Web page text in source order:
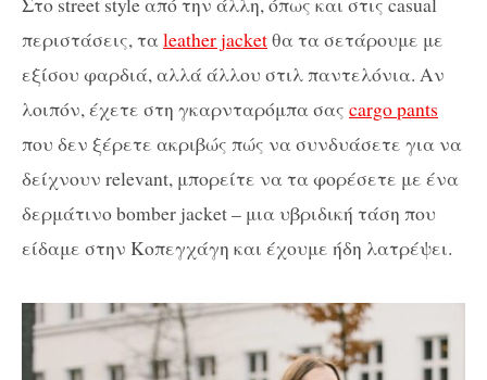
περιστάσεις, ταleather jacketθα τα σετάρουμε με
εξίσου φαρδιά, αλλά άλλου στιλ παντελόνια. Αν
λοιπόν, έχετε στη γκαρνταρόμπα σας cargo pants
που δεν ξέρετε ακριβώς πώς να συνδυάσετε για να
δείχνουν relevant, μπορείτε να τα φορέσετε με ένα
δερμάτινο bomber jacket – μια υβριδική τάση που
είδαμε στην Κοπεγχάγη και έχουμε ήδη λατρέψει.